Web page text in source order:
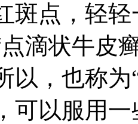
斑点，轻
滴状牛皮
以，也称
可以服用